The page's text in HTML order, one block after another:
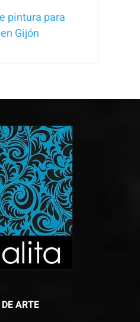
pintura para
Gijón
ARTE